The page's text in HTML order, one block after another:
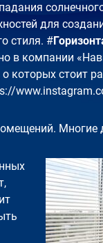
для
стиля. #
в компании
которых стоит
Многие